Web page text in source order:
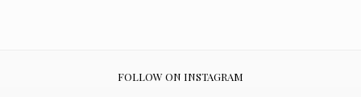
FOLLOW ON INSTAGRAM